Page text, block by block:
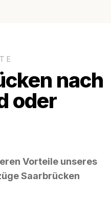
nach
oder
Vorteile unseres
Saarbrücken